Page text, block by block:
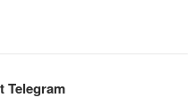
Telegram